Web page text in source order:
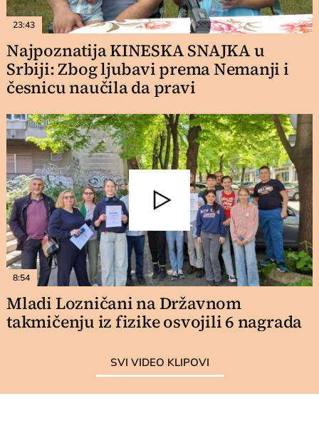
23:43
Najpoznatija KINESKA SNAJKA u
Srbiji: Zbog ljubavi prema Nemanji i
česnicu naučila da pravi
8:54
Mladi Lozničani na Državnom
takmičenju iz fizike osvojili 6 nagrada
SVI VIDEO KLIPOVI